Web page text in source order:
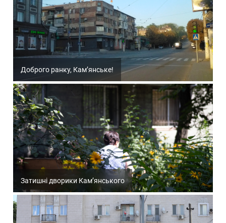
Доброго ранку, Кам’янське!
Затишні дворики Кам’янського